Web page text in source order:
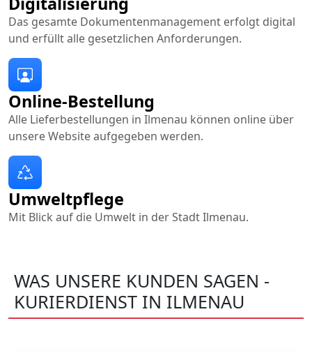
Online-Bestellung
Alle Lieferbestellungen in Ilmenau können online über
unsere Website aufgegeben werden.
Das gesamte Dokumentenmanagement erfolgt digital
und erfüllt alle gesetzlichen Anforderungen.
Umweltpflege
Mit Blick auf die Umwelt in der Stadt Ilmenau.
WAS UNSERE KUNDEN SAGEN -
KURIERDIENST IN ILMENAU